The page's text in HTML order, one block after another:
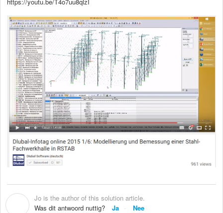
Jo is the author of this solution article.
Was dit antwoord nuttig?
Ja Nee